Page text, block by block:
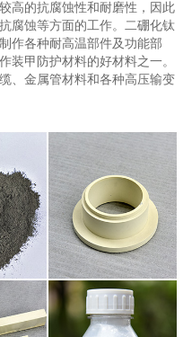
高的抗腐蚀性和耐磨性，因此
腐蚀等方面的工作。二硼化钛
作各种耐高温部件及功能部
装甲防护材料的好材料之一。
、金属管材料和各种高压输变